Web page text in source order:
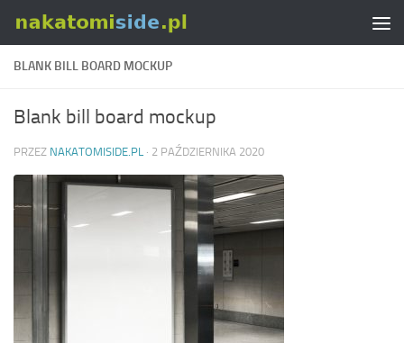
Skip to content
BLANK BILL BOARD MOCKUP
Blank bill board mockup
PRZEZ NAKATOMISIDE.PL · 2 PAŹDZIERNIKA 2020